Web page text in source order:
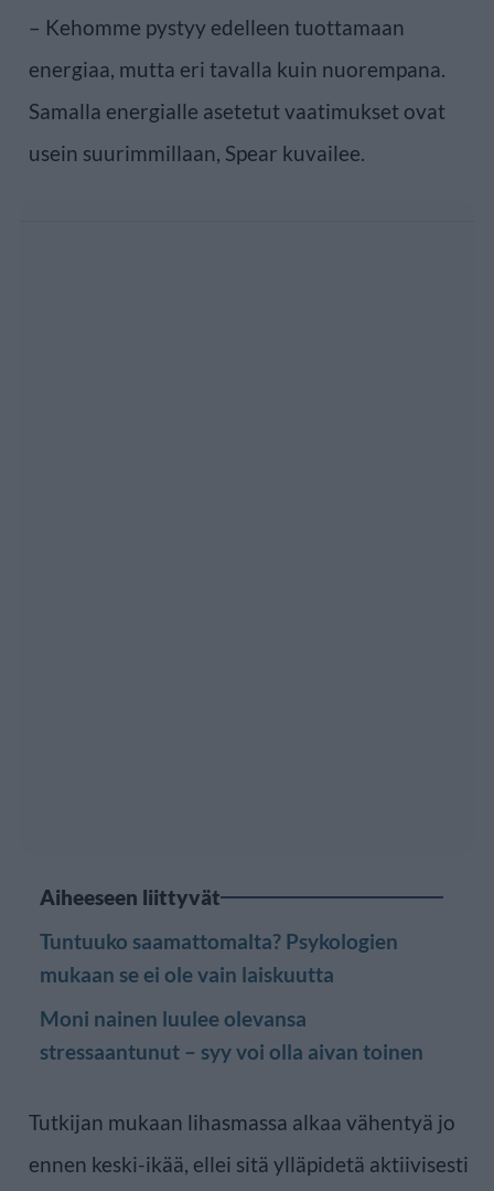
– Kehomme pystyy edelleen tuottamaan
energiaa, mutta eri tavalla kuin nuorempana.
Samalla energialle asetetut vaatimukset ovat
usein suurimmillaan, Spear kuvailee.
Aiheeseen liittyvät
Tuntuuko saamattomalta? Psykologien
mukaan se ei ole vain laiskuutta
Moni nainen luulee olevansa
stressaantunut – syy voi olla aivan toinen
Tutkijan mukaan lihasmassa alkaa vähentyä jo
ennen keski-ikää, ellei sitä ylläpidetä aktiivisesti